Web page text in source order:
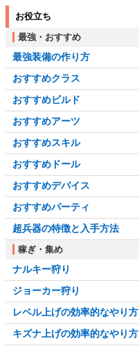
お役立ち
最強・おすすめ
最強装備の作り方
おすすめクラス
おすすめビルド
おすすめアーツ
おすすめスキル
おすすめドール
おすすめデバイス
おすすめパーティ
超兵器の特徴と入手方法
稼ぎ・集め
ナルキー狩り
ジョーカー狩り
レベル上げの効率的なやり方
キズナ上げの効率的なやり方